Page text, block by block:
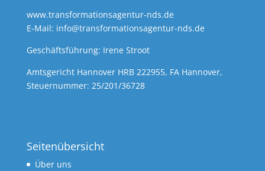
www.transformationsagentur-nds.de
E-Mail: info@transformationsagentur-nds.de
Geschäftsführung: Irene Stroot
Amtsgericht Hannover HRB 222955, FA Hannover,
Steuernummer: 25/201/36728
Seitenübersicht
Über uns